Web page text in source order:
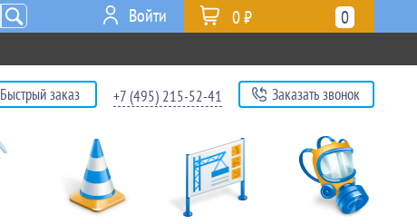
0
0 ₽
Войти
Быстрый заказ +7 (495) 215-52-41 Заказать звонок